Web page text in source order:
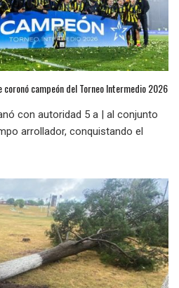
coronó campeón del Torneo Intermedio 2026
con autoridad 5 a | al conjunto
arrollador, conquistando el